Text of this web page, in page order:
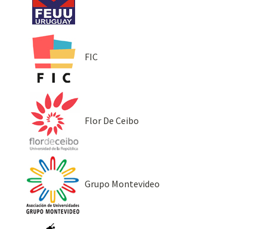
FIC
Flor De Ceibo
Grupo Montevideo